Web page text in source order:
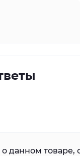
данном товаре,